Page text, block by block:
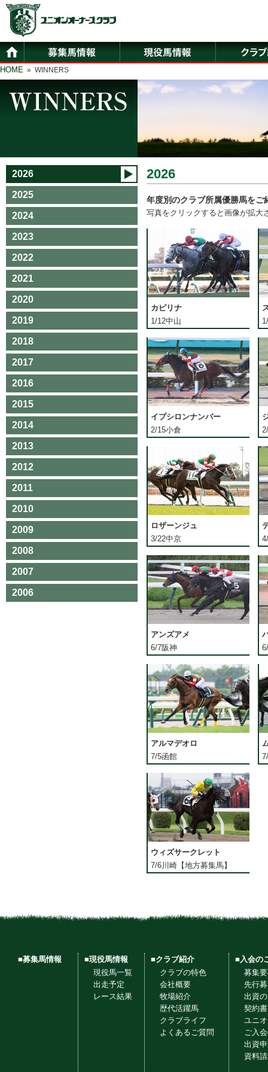
HOME » WINNERS
2026
2025
2024
2023
2022
2021
2020
2019
2018
2017
2016
2015
2014
2013
2012
2011
2010
2009
2008
2007
2006
2026
年度別のクラブ所属優勝馬をご
写真をクリックすると画像が拡大
カピリナ
1/12中山
イプシロンナンバー
2/15小倉
ロザーンジュ
3/22中京
アンズアメ
6/7阪神
アルマデオロ
7/5函館
ウィズサークレット
7/6川崎【地方募集馬】
■募集馬情報
■現役馬情報
現役馬一覧
出走予定
レース結果
■クラブ紹介
クラブの特色
会社概要
牧場紹介
歴代活躍馬
クラブライフ
よくあるご質問
■入会の
募集
先行
出資
契約
ユニ
ご入
出資
資料